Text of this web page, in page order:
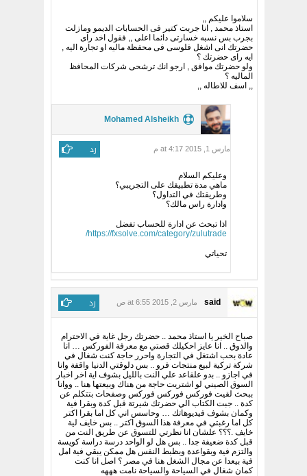
سلاموا عليكم ,,
استاذ محمد , انا جربت كتير فى الحسابات الديمو ومازلت
بجرب بس نسبه خسارتى دائما اعلى ,, فقول اخد راى
حضرتك انى اشغل فلوسى فى محفظة ماليه او تجارة اليه ,
ايه راى حضرتك ؟
ولو حضرتك موافق , ارجو انك ترشحى شركات المحافظ
الماليه ؟
,, اسف للاطاله ,,
Mohamed Alsheikh
مارس 1, 2015 at 4:17 م رد
وعليكم السلام
ماهي مدة تطبيقك على التجريبي؟
وطريقتك في التداول؟
وادارة راس مالك؟
اذا تبحث عن ادارة للحساب تفضل
https://fxsolve.com/category/zulutrade/
تحياتي
said مارس 2, 2015 at 6:55 ص رد
صباح الخير يا استاذ محمد .. حضرتك رجل غاية في الاحترام
والذوق .. انا عايز احكيلك قصتي مع معرفة الفوركس … انا
عادة بحب اشتغل في التجارة واحرر حاجة كنت شغال في
شركة تركية لبيع منتجات فرو .. بس دلوقتي الدنيا واقفة وانا
في اجازو .. بدو علقاعد علي النت بالليل بشوف اية اخر اخبار
السوق الصيني لو اشتريت حاجة من هناك وبيعتها هنا .. ووانا
ببحث لقيت فوركس فوركس فوركس وصفحات بتتكلم عن
كدة .. جبت الكتاب الي حضرتك شيرتة قبل كدة وبقرا فية
وكمان بشوف فيديوهاتك … وحاسس اني كل اما بقرا اكتر
كل اما رغبتي في معرفة هذا السوق اكتر .. بس خايف لية
خايف .؟؟؟ علشان انا نظرتي للتسوق عن طريق النت من
قبل كدة ضعيفة جدا .. بس هل لو الواحد درسة دراسة كويسة
والتزم فية وبقواعدة وبظبط النفس هل ممكن يبقي فية امل
فية بيعدا عن مجال الشغل هنا في مصر ؟ اصل انا كنت
كمان شغال في السياحة والسياحة نامت هههه